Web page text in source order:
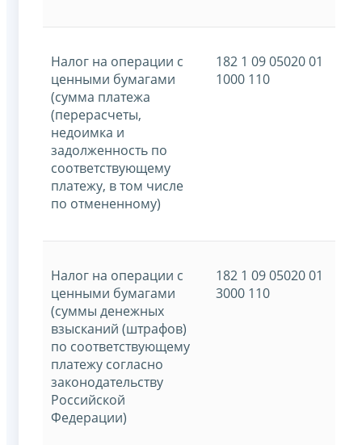
Налог на операции с
ценными бумагами
(сумма платежа
(перерасчеты,
недоимка и
задолженность по
соответствующему
платежу, в том числе
по отмененному)
182 1 09 05020 01
1000 110
Налог на операции с
ценными бумагами
(суммы денежных
взысканий (штрафов)
по соответствующему
платежу согласно
законодательству
Российской
Федерации)
182 1 09 05020 01
3000 110